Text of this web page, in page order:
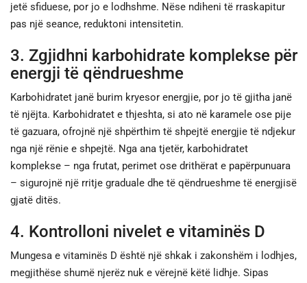
jetë sfiduese, por jo e lodhshme. Nëse ndiheni të rraskapitur
pas një seance, reduktoni intensitetin.
3. Zgjidhni karbohidrate komplekse për
energji të qëndrueshme
Karbohidratet janë burim kryesor energjie, por jo të gjitha janë
të njëjta. Karbohidratet e thjeshta, si ato në karamele ose pije
të gazuara, ofrojnë një shpërthim të shpejtë energjie të ndjekur
nga një rënie e shpejtë. Nga ana tjetër, karbohidratet
komplekse – nga frutat, perimet ose drithërat e papërpunuara
– sigurojnë një rritje graduale dhe të qëndrueshme të energjisë
gjatë ditës.
4. Kontrolloni nivelet e vitaminës D
Mungesa e vitaminës D është një shkak i zakonshëm i lodhjes,
megjithëse shumë njerëz nuk e vërejnë këtë lidhje. Sipas